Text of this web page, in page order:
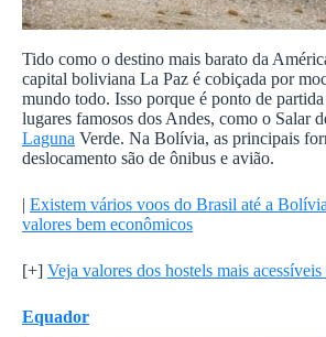
Tido como o destino mais barato da
capital boliviana La Paz é cobiçada por
mundo todo. Isso porque é ponto de
lugares famosos dos Andes, como o Salar
Laguna Verde. Na Bolívia, as principais
deslocamento são de ônibus e avião.
Existem vários voos do Brasil até a
valores bem econômicos
[+] Veja valores dos hostels mais
Equador